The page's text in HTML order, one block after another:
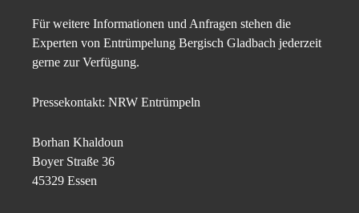
Für weitere Informationen und Anfragen stehen die
Experten von Entrümpelung Bergisch Gladbach jederzeit
gerne zur Verfügung.
Pressekontakt: NRW Entrümpeln
Borhan Khaldoun
Boyer Straße 36
45329 Essen